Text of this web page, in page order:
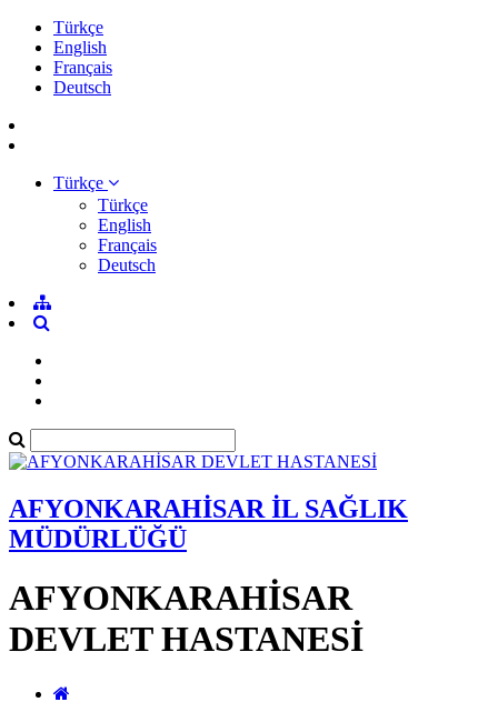
Türkçe
English
Français
Deutsch
Türkçe
Türkçe
English
Français
Deutsch
AFYONKARAHİSAR İL SAĞLIK
MÜDÜRLÜĞÜ
AFYONKARAHİSAR
DEVLET HASTANESİ